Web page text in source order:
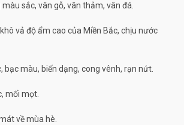
sắc, vân gỗ, vân thảm, vân đá.
vả độ ẩm cao của Miền Bắc, chịu nước
bạc màu, biến dạng, cong vênh, rạn nứt.
mối mọt.
về mùa hè.